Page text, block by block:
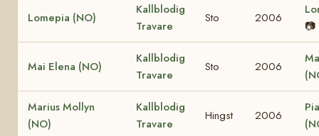
Lomepia (NO)
Kallblodig
Travare
Sto 2006
📷
Mai Elena (NO)
Kallblodig
Travare
Sto 2006
Marius Mollyn
(NO)
Kallblodig
Travare
Hingst 2006